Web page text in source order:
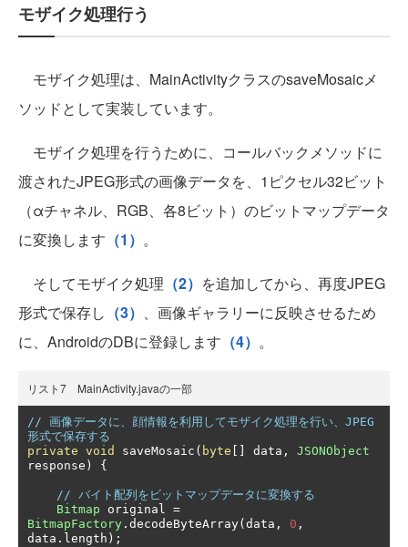
モザイク処理行う
モザイク処理は、MainActivityクラスのsaveMosaicメ
ソッドとして実装しています。
モザイク処理を行うために、コールバックメソッドに
渡されたJPEG形式の画像データを、1ピクセル32ビット
（αチャネル、RGB、各8ビット）のビットマップデータ
に変換します （1） 。
そしてモザイク処理 （2） を追加してから、再度JPEG
形式で保存し （3） 、画像ギャラリーに反映させるため
に、AndroidのDBに登録します （4） 。
リスト7 MainActivity.javaの一部
// 画像データに、顔情報を利用してモザイク処理を行い、JPEG
形式で保存する
private void saveMosaic ( byte data ,
JSONObject
response ) {
// バイト配列をビットマップデータに変換する
Bitmap original =
BitmapFactory . decodeByteArray( data , 0 ,
data . length );